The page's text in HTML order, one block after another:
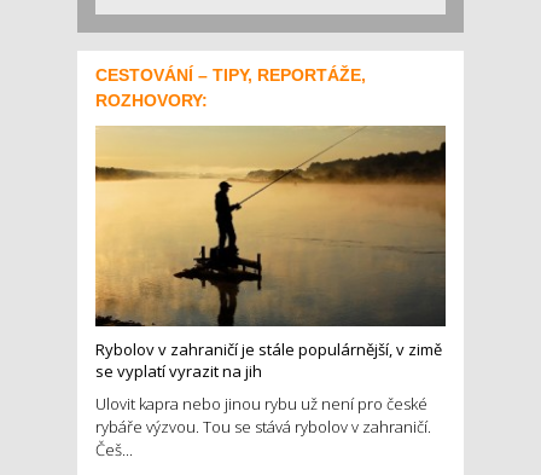
CESTOVÁNÍ – TIPY, REPORTÁŽE,
ROZHOVORY:
Rybolov v zahraničí je stále populárnější, v zimě
se vyplatí vyrazit na jih
Ulovit kapra nebo jinou rybu už není pro české
rybáře výzvou. Tou se stává rybolov v zahraničí.
Češ...